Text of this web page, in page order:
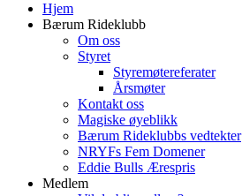
Hjem
Bærum Rideklubb
Om oss
Styret
Styremøtereferater
Årsmøter
Kontakt oss
Magiske øyeblikk
Bærum Rideklubbs vedtekter
NRYFs Fem Domener
Eddie Bulls Ærespris
Medlem